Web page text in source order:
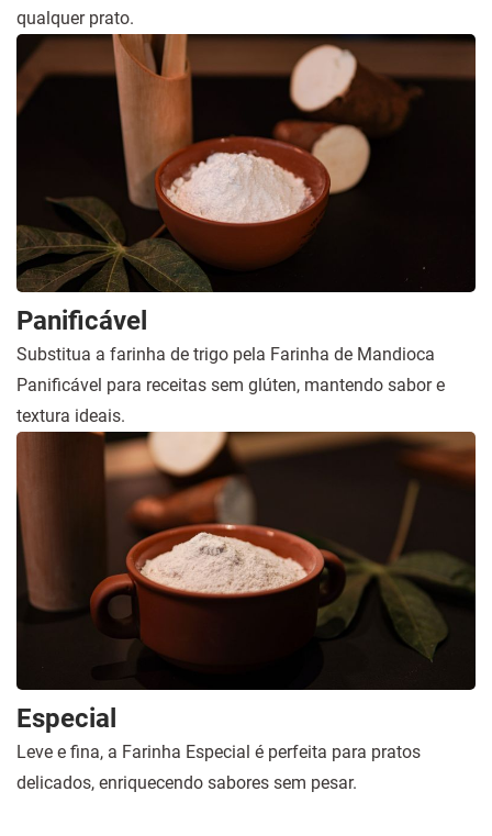
qualquer prato.
Panificável
Substitua a farinha de trigo pela Farinha de Mandioca
Panificável para receitas sem glúten, mantendo sabor e
textura ideais.
Especial
Leve e fina, a Farinha Especial é perfeita para pratos
delicados, enriquecendo sabores sem pesar.